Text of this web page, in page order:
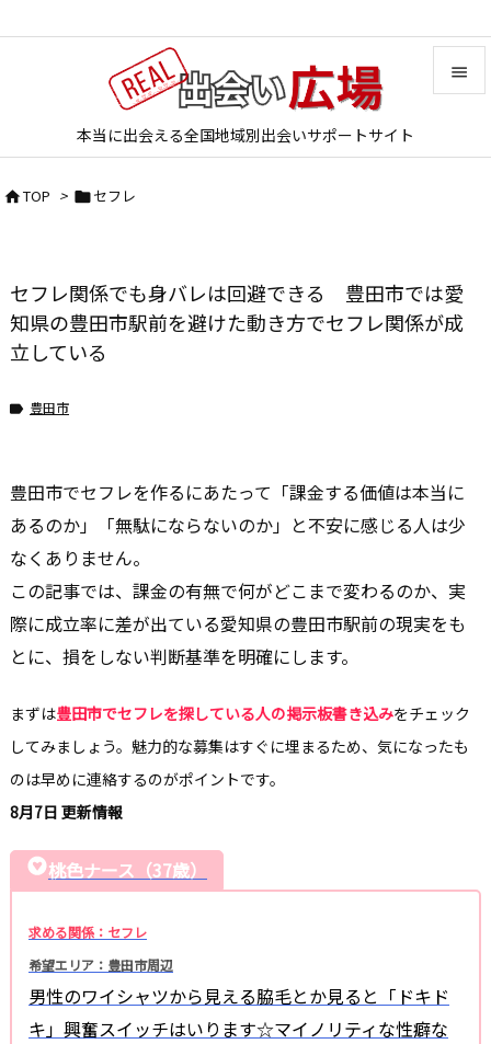
本当に出会える全国地域別出会いサポートサイト


次へ
TOP > セフレ
セフレ関係でも身バレは回避できる 豊田市では愛
知県の豊田市駅前を避けた動き方でセフレ関係が成
立している
 豊田市
豊田市でセフレを作るにあたって「課金する価値は本当に
あるのか」「無駄にならないのか」と不安に感じる人は少
なくありません。
この記事では、課金の有無で何がどこまで変わるのか、実
際に成立率に差が出ている愛知県の豊田市駅前の現実をも
とに、損をしない判断基準を明確にします。
まずは豊田市でセフレを探している人の掲示板書き込みをチェック
してみましょう。魅力的な募集はすぐに埋まるため、気になったも
のは早めに連絡するのがポイントです。
8月7日 更新情報
桃色ナース（37歳）
求める関係：セフレ
希望エリア：豊田市周辺
男性のワイシャツから見える脇毛とか見ると「ドキド
キ」興奮スイッチはいります☆マイノリティな性癖な